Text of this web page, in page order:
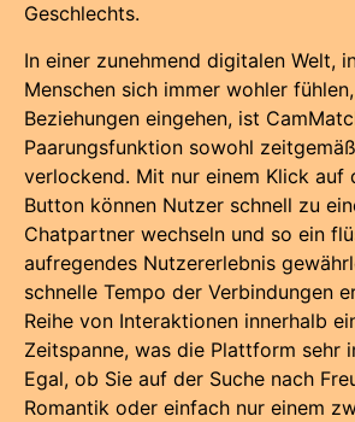
Geschlechts.
In einer zunehmend digitalen Welt,
Menschen sich immer wohler
Beziehungen eingehen, ist
Paarungsfunktion sowohl
verlockend. Mit nur einem Klick auf
Button können Nutzer schnell zu
Chatpartner wechseln und so ein
aufregendes Nutzererlebnis
schnelle Tempo der Verbindungen
Reihe von Interaktionen innerhalb
Zeitspanne, was die Plattform sehr
Egal, ob Sie auf der Suche nach
Romantik oder einfach nur einem